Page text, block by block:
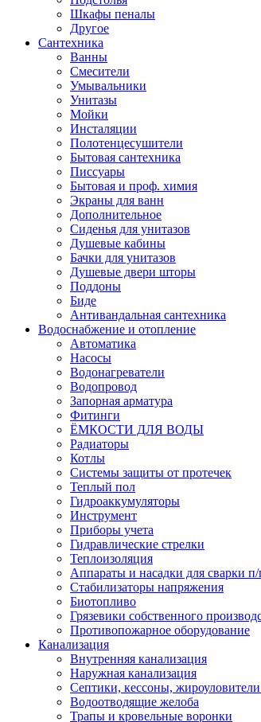
Шкафы пеналы
Другое
Сантехника
Ванны
Смесители
Умывальники
Унитазы
Мойки
Инсталяции
Полотенцесушители
Бытовая сантехника
Писсуары
Бытовая и проф. химия
Экраны для ванн
Дополнительное
Сиденья для унитазов
Душевые кабины
Бачки для унитазов
Душевые двери шторы
Поддоны
Биде
Антивандальная сантехника
Водоснабжение и отопление
Автоматика
Насосы
Водонагреватели
Водопровод
Запорная арматура
Фитинги
ЁМКОСТИ ДЛЯ ВОДЫ
Радиаторы
Котлы
Системы защиты от протечек
Теплый пол
Гидроаккумуляторы
Инструмент
Приборы учета
Гидравлические стрелки
Теплоизоляция
Аппараты и насадки для сварки п/
Стабилизаторы напряжения
Биотопливо
Грязевики собственного
Противопожарное оборудование
Канализация
Внутренняя канализация
Наружная канализация
Септики, кессоны,
Водоотводящие желоба
Трапы и кровельные воронки